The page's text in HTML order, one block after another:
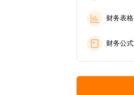
财务表格
财务公式